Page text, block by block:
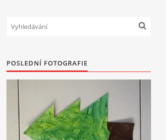
POSLEDNÍ FOTOGRAFIE